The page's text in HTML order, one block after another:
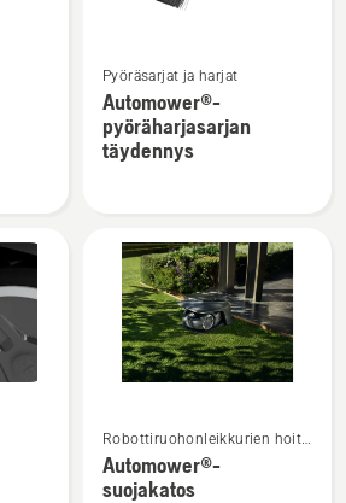
lisätietoja
tuotteesta
Automower®-
pyöräharjasarjan
Pyöräsarjat ja harjat
Automower®-
pyöräharjasarjan
täydennys
lisätietoja
tuotteesta
Robottiruohonleikkurien hoito
ja säilytys
Automower®-
suojakatos